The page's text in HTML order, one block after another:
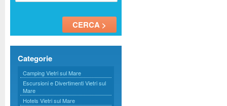
Categorie
Camping Vietri sul Mare
Escursioni e Divertimenti Vietri sul
Mare
Hotels Vietri sul Mare